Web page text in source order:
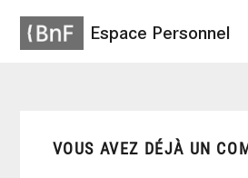
Espace Personnel
VOUS AVEZ DÉJÀ UN